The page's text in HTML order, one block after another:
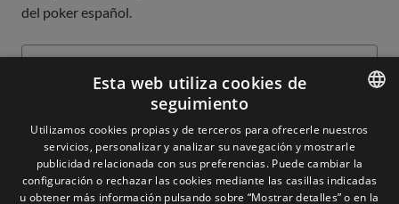
del poker español.
ENGLISH
Esta web utiliza cookies de
seguimiento
Utilizamos cookies propias y de terceros para ofrecerle nuestros
servicios, personalizar y analizar su navegación y mostrarle
publicidad relacionada con sus preferencias. Puede cambiar la
configuración o rechazar las cookies mediante las casillas indicadas
u obtener más información pulsando sobre “Mostrar detalles” o en la